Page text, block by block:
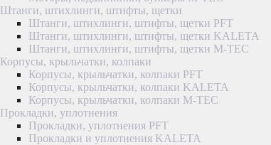
Штанги, штихлинги, штифты, щетки
Штанги, штихлинги, штифты, щетки PFT
Штанги, штихлинги, штифты, щетки KALETA
Штанги, штихлинги, штифты, щетки M-TEC
Корпусы, крыльчатки, колпаки
Корпусы, крыльчатки, колпаки PFT
Корпусы, крыльчатки, колпаки KALETA
Корпусы, крыльчатки, колпаки M-TEC
Прокладки, уплотнения
Прокладки, уплотнения PFT
Прокладки и уплотнения KALETA